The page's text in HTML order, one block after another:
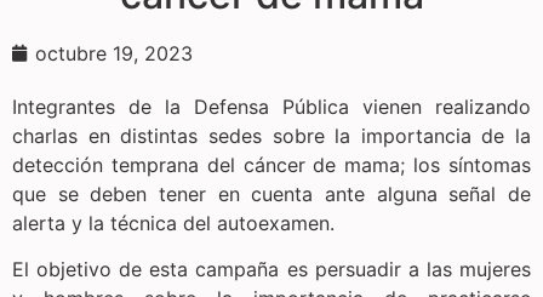
octubre 19, 2023
Integrantes de la Defensa Pública vienen realizando
charlas en distintas sedes sobre la importancia de la
detección temprana del cáncer de mama; los síntomas
que se deben tener en cuenta ante alguna señal de
alerta y la técnica del autoexamen.
El objetivo de esta campaña es persuadir a las mujeres